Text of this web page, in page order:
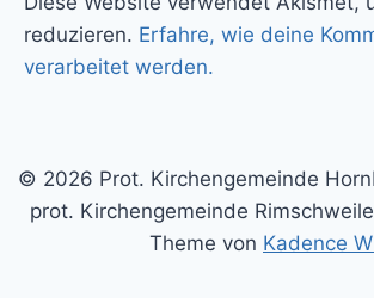
reduzieren. Erfahre, wie deine
verarbeitet werden.
© 2026 Prot. Kirchengemeinde
prot. Kirchengemeinde
Theme von Kadence